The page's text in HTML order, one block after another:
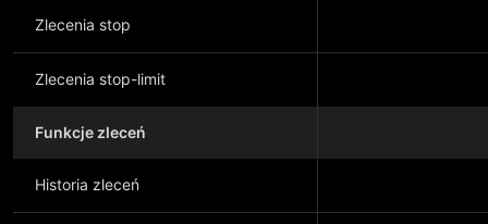
Zlecenia stop
Zlecenia stop-limit
Funkcje zleceń
Historia zleceń